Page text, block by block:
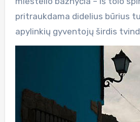
pritraukdama didelius būrius
apylinkių gyventojų širdis